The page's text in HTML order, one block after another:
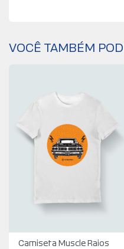
VOCÊ TAMBÉM
Camiseta Muscle Raios